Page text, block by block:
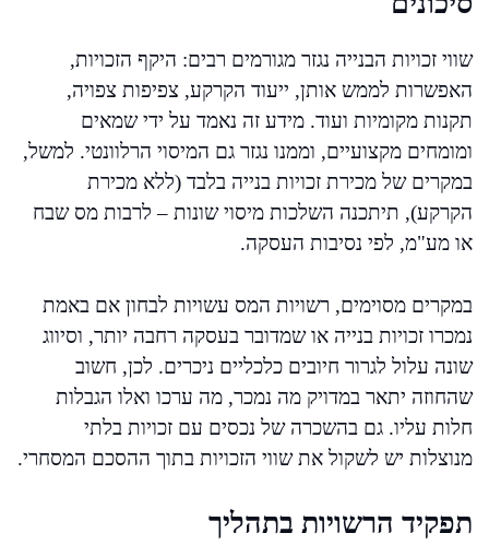
שווי זכויות הבנייה נגזר מגורמים רבים: היקף הזכויות,
האפשרות לממש אותן, ייעוד הקרקע, צפיפות צפויה,
תקנות מקומיות ועוד. מידע זה נאמד על ידי שמאים
ומומחים מקצועיים, וממנו נגזר גם המיסוי הרלוונטי. למשל,
במקרים של מכירת זכויות בנייה בלבד (ללא מכירת
הקרקע), תיתכנה השלכות מיסוי שונות – לרבות מס שבח
או מע"מ, לפי נסיבות העסקה.
במקרים מסוימים, רשויות המס עשויות לבחון אם באמת
נמכרו זכויות בנייה או שמדובר בעסקה רחבה יותר, וסיווג
שונה עלול לגרור חיובים כלכליים ניכרים. לכן, חשוב
שהחוזה יתאר במדויק מה נמכר, מה ערכו ואלו הגבלות
חלות עליו. גם בהשכרה של נכסים עם זכויות בלתי
מנוצלות יש לשקול את שווי הזכויות בתוך ההסכם המסחרי.
תפקיד הרשויות בתהליך